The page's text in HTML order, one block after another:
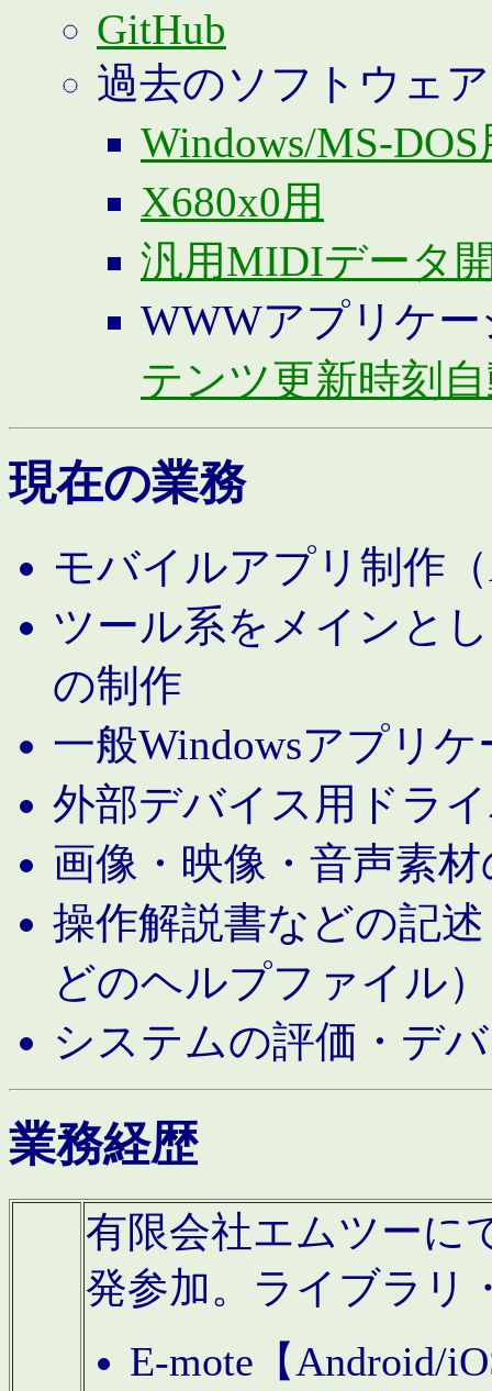
GitHub
過去のソフトウェア
Windows/MS-DOS
X680x0用
汎用MIDIデータ
WWWアプリケ
テンツ更新時刻
現在の業務
モバイルアプリ制作
ツール系をメインと
の制作
一般Windowsアプリ
外部デバイス用ドラ
画像・映像・音声素
操作解説書などの記
どのヘルプファイル）
システムの評価・デ
業務経歴
有限会社エムツーに
発参加。ライブラリ
E-mote【Android/